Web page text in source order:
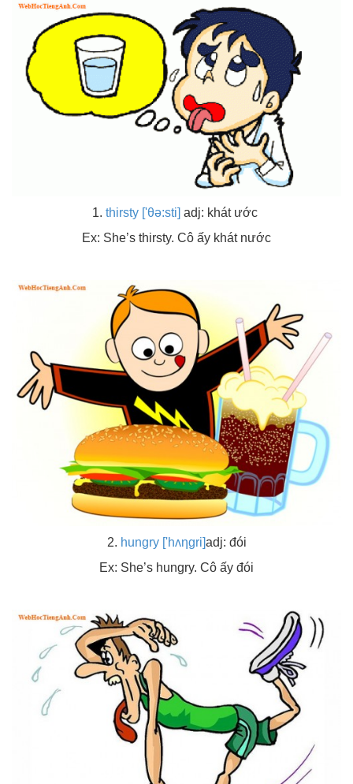
1. thirsty ['θə:sti] adj: khát ước
Ex: She’s thirsty. Cô ấy khát nước
2. hungry ['hʌηgri]adj: đói
Ex: She’s hungry. Cô ấy đói